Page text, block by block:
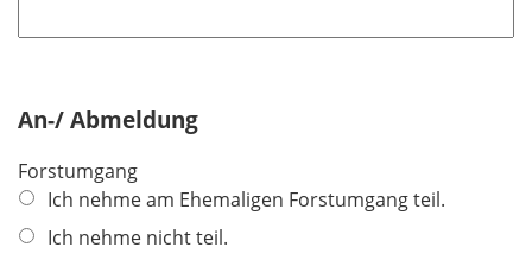
t
l
An-/ Abmeldung
Forstumgang
Ich nehme am Ehemaligen Forstumgang teil.
Ich nehme nicht teil.